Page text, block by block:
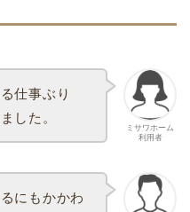
ミサワホーム
利用者
仕事ぶり
した。
にもかかわ